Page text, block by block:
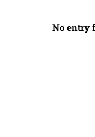
No entry